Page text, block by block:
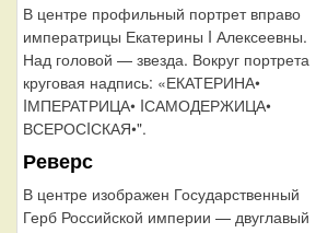
В центре профильный портрет вправо
императрицы Екатерины I Алексеевны.
Над головой — звезда. Вокруг портрета
круговая надпись: «ЕКАТЕРИНА•
IМПЕРАТРИЦА• IСАМОДЕРЖИЦА•
ВСЕРОСIСКАЯ•".
Реверс
В центре изображен Государственный
Герб Российской империи — двуглавый